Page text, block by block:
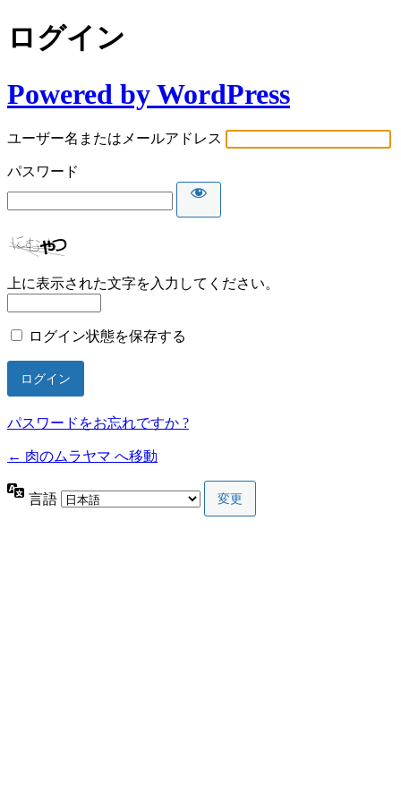
ログイン
Powered by WordPress
ユーザー名またはメールアドレス
パスワード
上に表示された文字を入力してください。
ログイン状態を保存する
パスワードをお忘れですか ?
← 肉のムラヤマ へ移動
言語